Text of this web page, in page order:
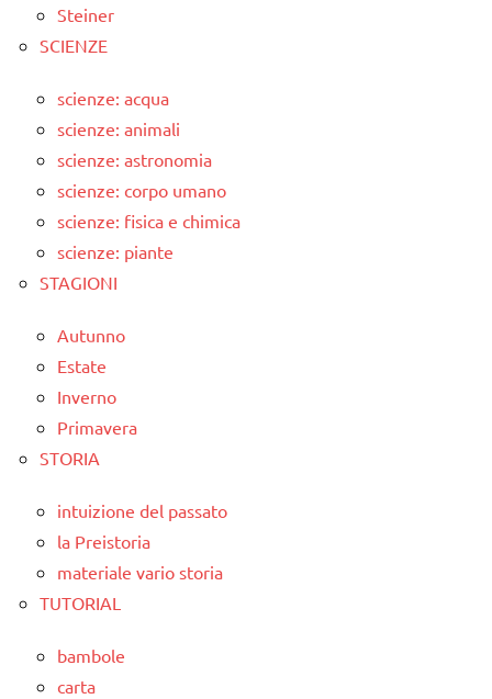
Steiner
SCIENZE
scienze: acqua
scienze: animali
scienze: astronomia
scienze: corpo umano
scienze: fisica e chimica
scienze: piante
STAGIONI
Autunno
Estate
Inverno
Primavera
STORIA
intuizione del passato
la Preistoria
materiale vario storia
TUTORIAL
bambole
carta